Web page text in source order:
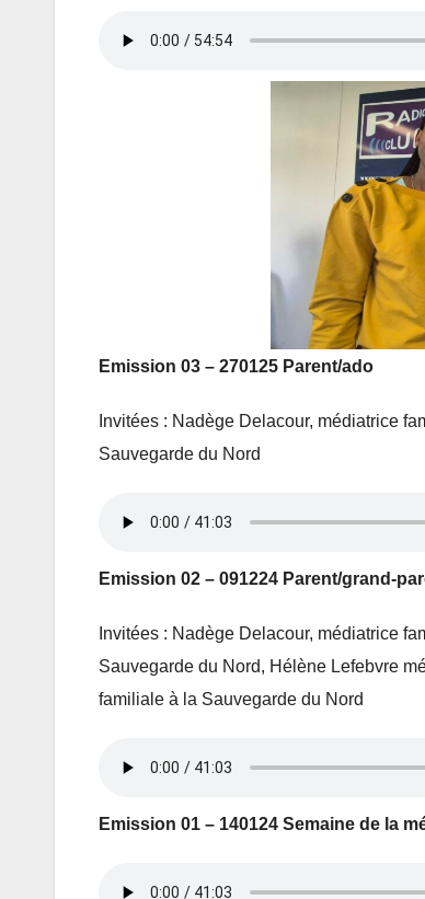
Emission 03 – 270125 Parent/ado
Invitées : Nadège Delacour, médiatrice
Sauvegarde du Nord
Emission 02 – 091224 Parent/grand-
Invitées : Nadège Delacour, médiatrice
Sauvegarde du Nord, Hélène Lefebvre
familiale à la Sauvegarde du Nord
Emission 01 – 140124 Semaine de la